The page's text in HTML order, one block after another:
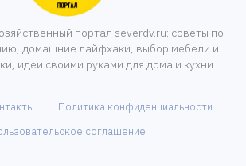
портал severdv.ru: советы по
домашние лайфхаки, выбор мебели и
идеи своими руками для дома и кухни
Политика конфиденциальности
соглашение